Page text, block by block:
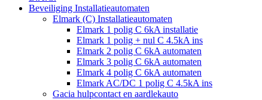
Beveiliging Installatieautomaten
Elmark (C) Installatieautomaten
Elmark 1 polig C 6kA installatie
Elmark 1 polig + nul C 4.5kA ins
Elmark 2 polig C 6kA automaten
Elmark 3 polig C 6kA automaten
Elmark 4 polig C 6kA automaten
Elmark AC/DC 1 polig C 4.5kA ins
Gacia hulpcontact en aardlekauto